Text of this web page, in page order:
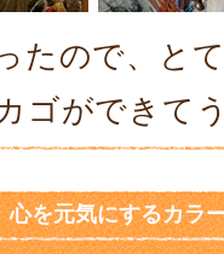
たので、と
ゴができて
心を元気にするカラ